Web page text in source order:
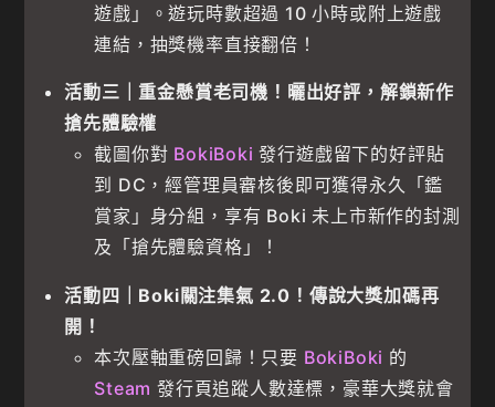
遊戲」。遊玩時數超過 10 小時或附上遊戲
連結，抽獎機率直接翻倍！
活動三｜重金懸賞老司機！曬出好評，解鎖新作
搶先體驗權
截圖你對 BokiBoki 發行遊戲留下的好評貼
到 DC，經管理員審核後即可獲得永久「鑑
賞家」身分組，享有 Boki 未上市新作的封測
及「搶先體驗資格」！
活動四｜Boki關注集氣 2.0！傳說大獎加碼再
開！
本次壓軸重磅回歸！只要 BokiBoki 的
Steam 發行頁追蹤人數達標，豪華大獎就會